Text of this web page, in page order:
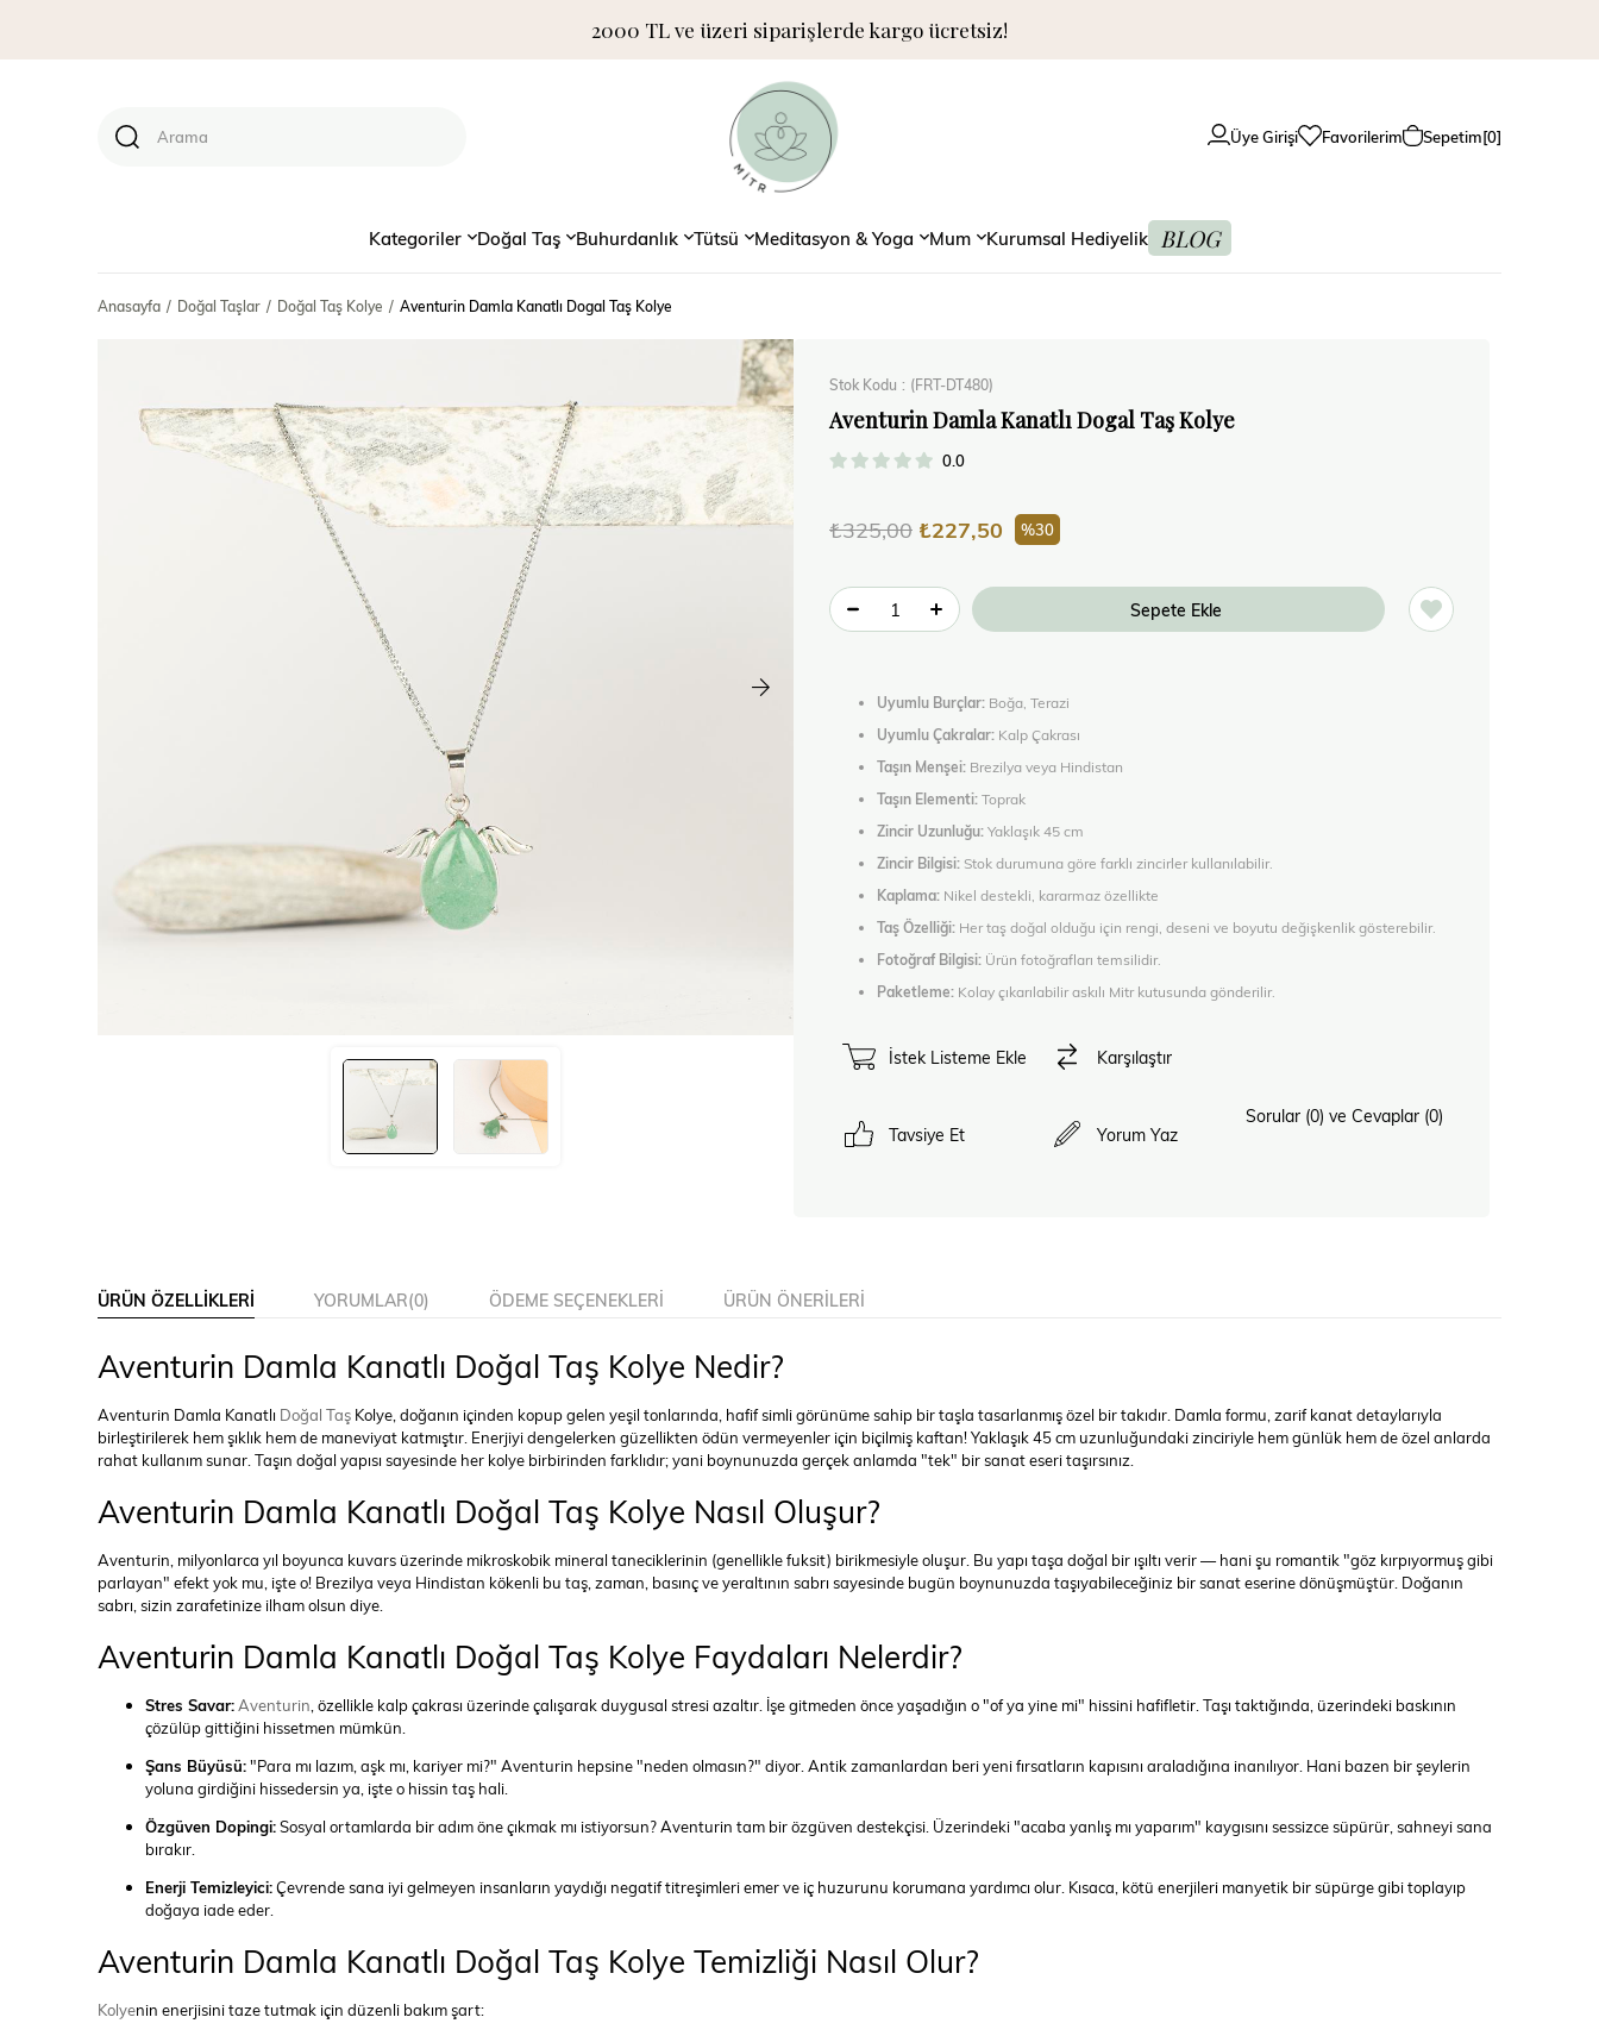
2000 TL ve üzeri siparişlerde kargo ücretsiz!
Üye Girişi Favorilerim Sepetim 0
Kategoriler Doğal Taş Buhurdanlık Tütsü Meditasyon & Yoga Mum Kurumsal Hediyelik BLOG
Anasayfa Doğal Taşlar Doğal Taş Kolye Aventurin Damla Kanatlı Dogal Taş Kolye
Stok Kodu (FRT-DT480)
Aventurin Damla Kanatlı Dogal Taş Kolye
0.0
₺325,00 ₺227,50 30
Uyumlu Burçlar: Boğa, Terazi
Uyumlu Çakralar: Kalp Çakrası
Taşın Menşei: Brezilya veya Hindistan
Taşın Elementi:Toprak
Zincir Uzunluğu:Yaklaşık 45 cm
Zincir Bilgisi: Stok durumuna göre farklı zincirler kullanılabilir.
Kaplama: Nikel destekli, kararmaz özellikte
Taş Özelliği: Her taş doğal olduğu için rengi, deseni ve boyutu değişkenlik gösterebilir.
Fotoğraf Bilgisi: Ürün fotoğrafları temsilidir.
Paketleme: Kolay çıkarılabilir askılı Mitr kutusunda gönderilir.
İstek Listeme Ekle Karşılaştır
Tavsiye Et Yorum Yaz
Sorular (0) ve Cevaplar (0)
ÜRÜN ÖZELLIKLERI YORUMLAR(0) ÖDEME SEÇENEKLERI ÜRÜN ÖNERILERI
Aventurin Damla Kanatlı Doğal Taş Kolye Nedir?
Aventurin Damla Kanatlı Doğal Taş Kolye, doğanın içinden kopup gelen yeşil tonlarında, hafif simli görünüme sahip bir taşla tasarlanmış özel bir takıdır. Damla formu, zarif kanat detaylarıyla
birleştirilerek hem şıklık hem de maneviyat katmıştır. Enerjiyi dengelerken güzellikten ödün vermeyenler için biçilmiş kaftan! Yaklaşık 45 cm uzunluğundaki zinciriyle hem günlük hem de özel anlarda
rahat kullanım sunar. Taşın doğal yapısı sayesinde her kolye birbirinden farklıdır; yani boynunuzda gerçek anlamda "tek" bir sanat eseri taşırsınız.
Aventurin Damla Kanatlı Doğal Taş Kolye Nasıl Oluşur?
Aventurin, milyonlarca yıl boyunca kuvars üzerinde mikroskobik mineral taneciklerinin (genellikle fuksit) birikmesiyle oluşur. Bu yapı taşa doğal bir ışıltı verir — hani şu romantik "göz kırpıyormuş gibi
parlayan" efekt yok mu, işte o! Brezilya veya Hindistan kökenli bu taş, zaman, basınç ve yeraltının sabrı sayesinde bugün boynunuzda taşıyabileceğiniz bir sanat eserine dönüşmüştür. Doğanın
sabrı, sizin zarafetinize ilham olsun diye.
Aventurin Damla Kanatlı Doğal Taş Kolye Faydaları Nelerdir?
Stres Savar:Aventurin, özellikle kalp çakrası üzerinde çalışarak duygusal stresi azaltır. İşe gitmeden önce yaşadığın o "of ya yine mi" hissini hafifletir. Taşı taktığında, üzerindeki baskının
çözülüp gittiğini hissetmen mümkün.
Şans Büyüsü:"Para mı lazım, aşk mı, kariyer mi?" Aventurin hepsine "neden olmasın?" diyor. Antik zamanlardan beri yeni fırsatların kapısını araladığına inanılıyor. Hani bazen bir şeylerin
yoluna girdiğini hissedersin ya, işte o hissin taş hali.
Özgüven Dopingi:Sosyal ortamlarda bir adım öne çıkmak mı istiyorsun? Aventurin tam bir özgüven destekçisi. Üzerindeki "acaba yanlış mı yaparım" kaygısını sessizce süpürür, sahneyi sana
bırakır.
Enerji Temizleyici:Çevrende sana iyi gelmeyen insanların yaydığı negatif titreşimleri emer ve iç huzurunu korumana yardımcı olur. Kısaca, kötü enerjileri manyetik bir süpürge gibi toplayıp
doğaya iade eder.
Aventurin Damla Kanatlı Doğal Taş Kolye Temizliği Nasıl Olur?
Kolyenin enerjisini taze tutmak için düzenli bakım şart: